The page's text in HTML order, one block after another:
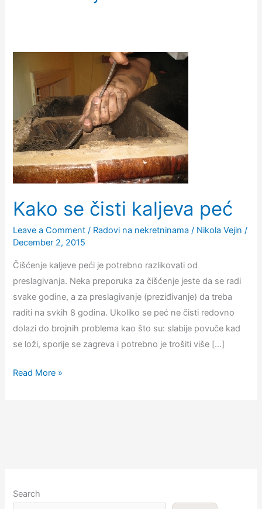
Kako se čisti kaljeva peć
Leave a Comment / Radovi na nekretninama / Nikola Vejin/
December 2, 2015
Čišćenje kaljeve peći je potrebno razlikovati od
preslagivanja. Neka preporuka za čišćenje jeste da se radi
svake godine, a za preslagivanje (preziđivanje) da treba
raditi na svkih 8 godina. Ukoliko se peć ne čisti redovno
dolazi do brojnih problema kao što su: slabije povuče kad
se loži, sporije se zagreva i potrebno je trošiti više […]
Kako
Read More »
Search